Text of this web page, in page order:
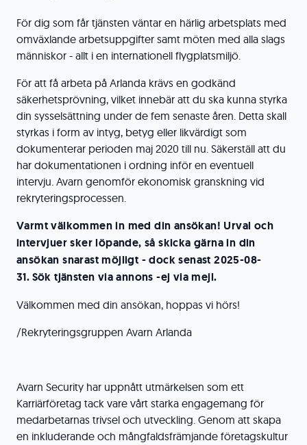
För dig som får tjänsten väntar en härlig arbetsplats med
omväxlande arbetsuppgifter samt möten med alla slags
människor - allt i en internationell flygplatsmiljö.
För att få arbeta på Arlanda krävs en godkänd
säkerhetsprövning, vilket innebär att du ska kunna styrka
din sysselsättning under de fem senaste åren. Detta skall
styrkas i form av intyg, betyg eller likvärdigt som
dokumenterar perioden maj 2020 till nu. Säkerställ att du
har dokumentationen i ordning inför en eventuell
intervju. Avarn genomför ekonomisk granskning vid
rekryteringsprocessen.
Varmt välkommen in med din ansökan! Urval och
intervjuer sker löpande, så skicka gärna in din
ansökan snarast möjligt - dock senast 2025-08-
31.Sök tjänsten via annons -ej via mejl.
Välkommen med din ansökan, hoppas vi hörs!
/Rekryteringsgruppen Avarn Arlanda
Avarn Security har uppnått utmärkelsen som ett
Karriärföretag tack vare vårt starka engagemang för
medarbetarnas trivsel och utveckling. Genom att skapa
en inkluderande och mångfaldsfrämjande företagskultur